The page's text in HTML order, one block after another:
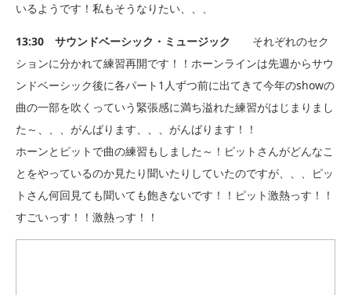
いるようです！私もそうなりたい、、、
13:30 サウンドベーシック・ミュージック それぞれのセク
ションに分かれて練習再開です！！ホーンラインは先週からサウ
ンドベーシック後に各パート1人ずつ前に出てきて今年のshowの
曲の一部を吹くっていう緊張感に満ち溢れた練習がはじまりまし
た～、、、がんばります、、、がんばります！！
ホーンとピットで曲の練習もしました～！ピットさんがどんなこ
とをやっているのか見たり聞いたりしていたのですが、、、ピッ
トさん何回見ても聞いても飽きないです！！ピット激熱っす！！
すごいっす！！激熱っす！！